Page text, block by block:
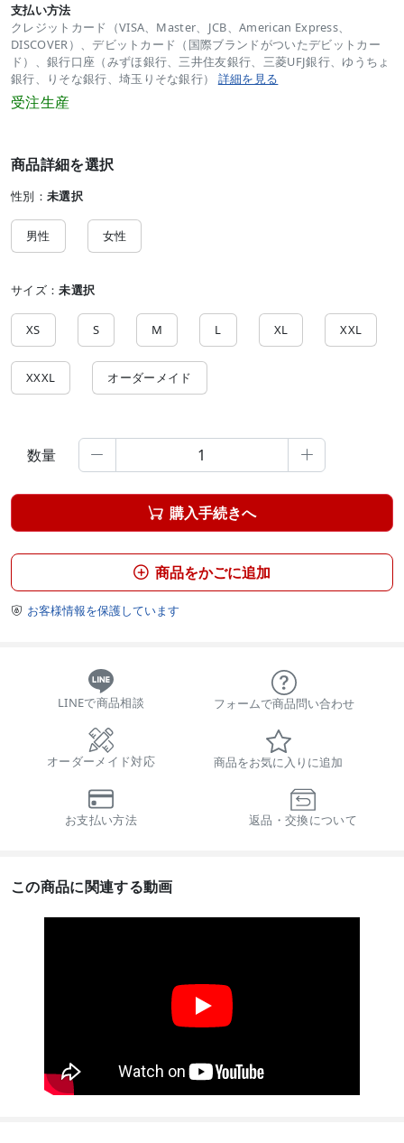
支払い方法
クレジットカード（VISA、Master、JCB、American Express、
DISCOVER）、デビットカード（国際ブランドがついたデビットカー
ド）、銀行口座（みずほ銀行、三井住友銀行、三菱UFJ銀行、ゆうちょ
銀行、りそな銀行、埼玉りそな銀行） 詳細を見る
受注生産
商品詳細を選択
性別： 未選択
男性 女性
サイズ：未選択
XS S M L XL XXL
XXXL オーダーメイド
数量  
 購入手続きへ
 商品をかごに追加
 お客様情報を保護しています
LINEで商品相談 フォームで商品問い合わせ
オーダーメイド対応 商品をお気に入りに追加
お支払い方法 返品・交換について
この商品に関連する動画